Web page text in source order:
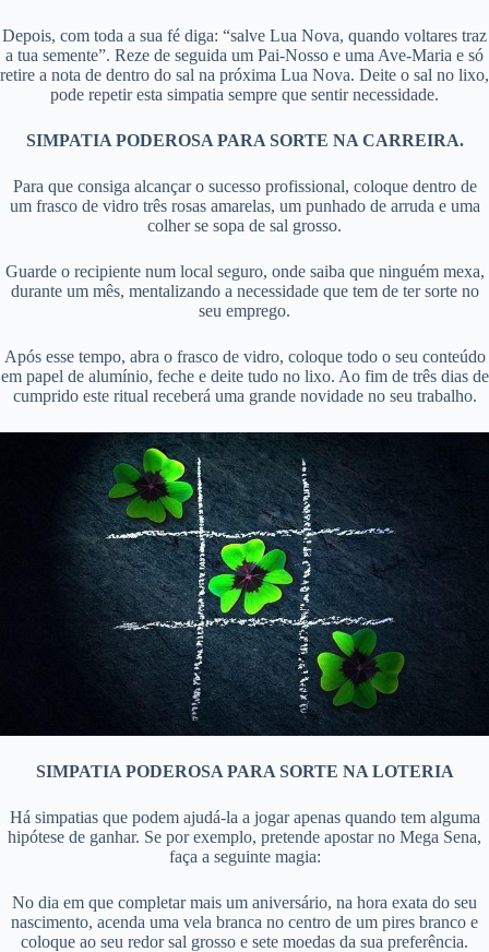
Depois, com toda a sua fé diga: “salve Lua Nova, quando voltares traz
a tua semente”. Reze de seguida um Pai-Nosso e uma Ave-Maria e só
retire a nota de dentro do sal na próxima Lua Nova. Deite o sal no lixo,
pode repetir esta simpatia sempre que sentir necessidade.
SIMPATIA PODEROSA PARA SORTE NA CARREIRA.
Para que consiga alcançar o sucesso profissional, coloque dentro de
um frasco de vidro três rosas amarelas, um punhado de arruda e uma
colher se sopa de sal grosso.
Guarde o recipiente num local seguro, onde saiba que ninguém mexa,
durante um mês, mentalizando a necessidade que tem de ter sorte no
seu emprego.
Após esse tempo, abra o frasco de vidro, coloque todo o seu conteúdo
em papel de alumínio, feche e deite tudo no lixo. Ao fim de três dias de
cumprido este ritual receberá uma grande novidade no seu trabalho.
SIMPATIA PODEROSA PARA SORTE NA LOTERIA
Há simpatias que podem ajudá-la a jogar apenas quando tem alguma
hipótese de ganhar. Se por exemplo, pretende apostar no Mega Sena,
faça a seguinte magia:
No dia em que completar mais um aniversário, na hora exata do seu
nascimento, acenda uma vela branca no centro de um pires branco e
coloque ao seu redor sal grosso e sete moedas da sua preferência.